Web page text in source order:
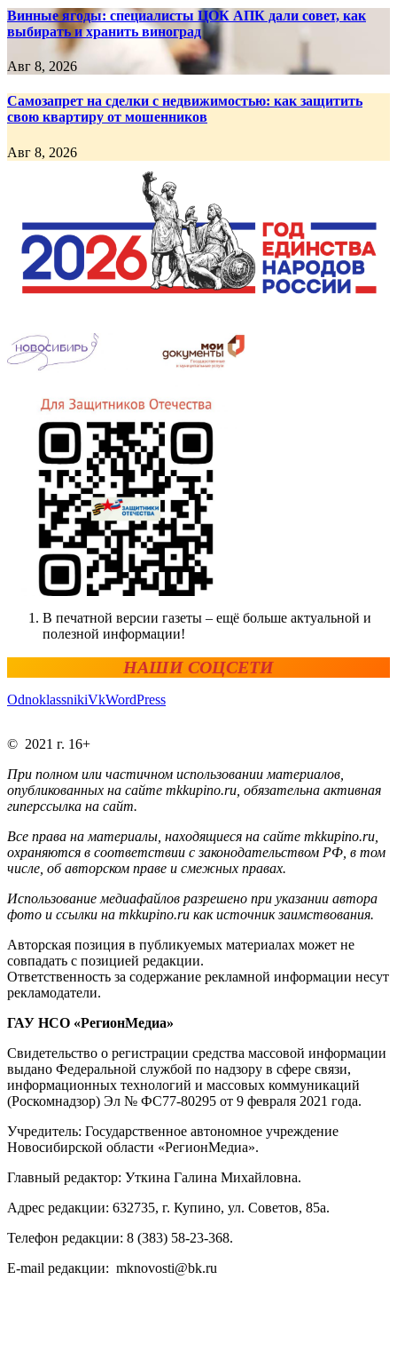
Винные ягоды: специалисты ЦОК АПК дали совет, как
выбирать и хранить виноград
Авг 8, 2026
Самозапрет на сделки с недвижимостью: как защитить
свою квартиру от мошенников
Авг 8, 2026
В печатной версии газеты – ещё больше актуальной и
полезной информации!
НАШИ СОЦСЕТИ
OdnoklassnikiVkWordPress
© 2021 г. 16+
При полном или частичном использовании материалов,
опубликованных на сайте mkkupino.ru, обязательна активная
гиперссылка на сайт.
Все права на материалы, находящиеся на сайте mkkupino.ru,
охраняются в соответствии с законодательством РФ, в том
числе, об авторском праве и смежных правах.
Использование медиафайлов разрешено при указании автора
фото и ссылки на mkkupino.ru как источник заимствования.
Авторская позиция в публикуемых материалах может не
совпадать с позицией редакции.
Ответственность за содержание рекламной информации несут
рекламодатели.
ГАУ НСО «РегионМедиа»
Свидетельство о регистрации средства массовой информации
выдано Федеральной службой по надзору в сфере связи,
информационных технологий и массовых коммуникаций
(Роскомнадзор) Эл № ФС77-80295 от 9 февраля 2021 года.
Учредитель: Государственное автономное учреждение
Новосибирской области «РегионМедиа».
Главный редактор: Уткина Галина Михайловна.
Адрес редакции: 632735, г. Купино, ул. Советов, 85а.
Телефон редакции: 8 (383) 58-23-368.
E-mail редакции: mknovosti@bk.ru